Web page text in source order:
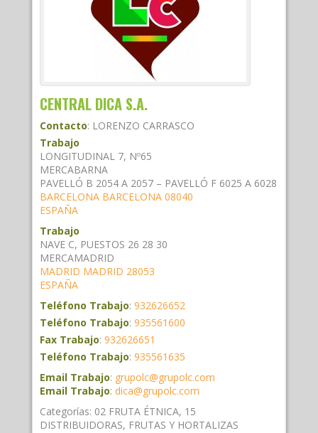
CENTRAL DICA S.A.
Contacto: LORENZO CARRASCO
Trabajo
LONGITUDINAL 7, Nº65
MERCABARNA
PAVELLÓ B 2054 A 2057 – PAVELLÓ F 6025 A 6028
BARCELONA BARCELONA 08040
ESPAÑA
Trabajo
NAVE C, PUESTOS 26 28 30
MERCAMADRID
MADRID MADRID 28053
ESPAÑA
Teléfono Trabajo: 932626652
Teléfono Trabajo: 935561600
Fax Trabajo: 932626651
Teléfono Trabajo: 935561635
Email Trabajo: grupolc@grupolc.com
Email Trabajo: dica@grupolc.com
Categorías: 02 FRUTA ÉTNICA, 15
DISTRIBUIDORAS, FRUTAS Y HORTALIZAS